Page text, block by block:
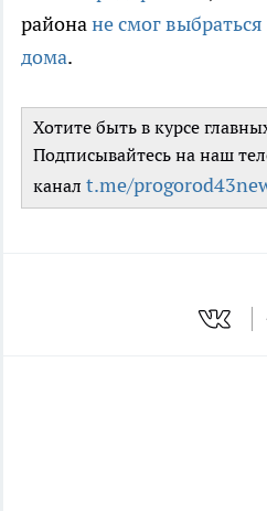
районане смог
дома.
Хотите быть в курсе
Подписывайтесь на наш
канал t.me/